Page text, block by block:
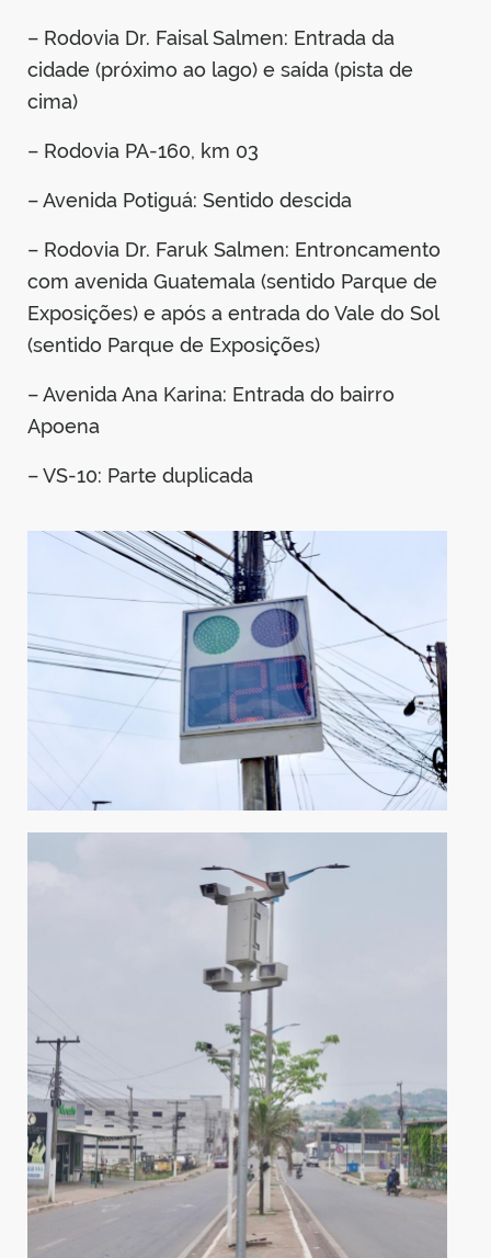
– Rodovia Dr. Faisal Salmen: Entrada da
cidade (próximo ao lago) e saída (pista de
cima)
– Rodovia PA-160, km 03
– Avenida Potiguá: Sentido descida
– Rodovia Dr. Faruk Salmen: Entroncamento
com avenida Guatemala (sentido Parque de
Exposições) e após a entrada do Vale do Sol
(sentido Parque de Exposições)
– Avenida Ana Karina: Entrada do bairro
Apoena
– VS-10: Parte duplicada